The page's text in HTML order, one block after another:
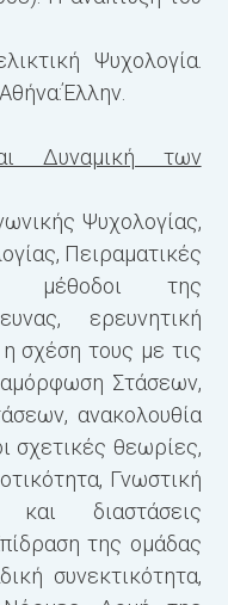
Ψυχολογία.
Δυναμική των
Ψυχολογίας,
Πειραματικές
μέθοδοι της
ερευνητική
σχέση τους με τις
Στάσεων,
ανακολουθία
σχετικές θεωρίες,
Γνωστική
διαστάσεις
της ομάδας
συνεκτικότητα,